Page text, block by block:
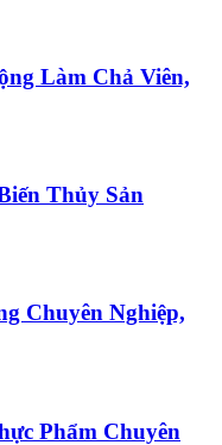
Làm Chả Viên,
Thủy Sản
Chuyên Nghiệp,
Phẩm Chuyên